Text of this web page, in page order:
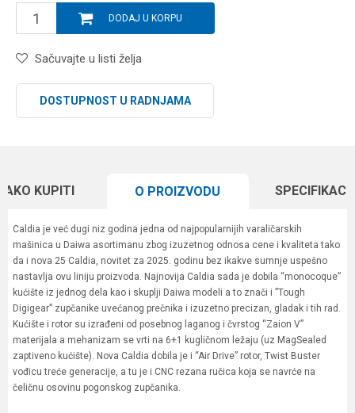
DODAJ U KORPU
Sačuvajte u listi želja
DOSTUPNOST U RADNJAMA
KUPITI O PROIZVODU
Caldia je već dugi niz godina jedna od najpopularnijih varaličarskih
mašinica u Daiwa asortimanu zbog izuzetnog odnosa cene i kvaliteta tako
da i nova 25 Caldia, novitet za 2025. godinu bez ikakve sumnje uspešno
nastavlja ovu liniju proizvoda. Najnovija Caldia sada je dobila “monocoque”
kućište iz jednog dela kao i skuplji Daiwa modeli a to znači i ”Tough
Digigear” zupčanike uvećanog prečnika i izuzetno precizan, gladak i tih rad.
Kućište i rotor su izrađeni od posebnog laganog i čvrstog “Zaion V”
materijala a mehanizam se vrti na 6+1 kugličnom ležaju (uz MagSealed
zaptiveno kućište). Nova Caldia dobila je i “Air Drive” rotor, Twist Buster
vođicu treće generacije, a tu je i CNC rezana ručica koja se navrće na
čeličnu osovinu pogonskog zupčanika.